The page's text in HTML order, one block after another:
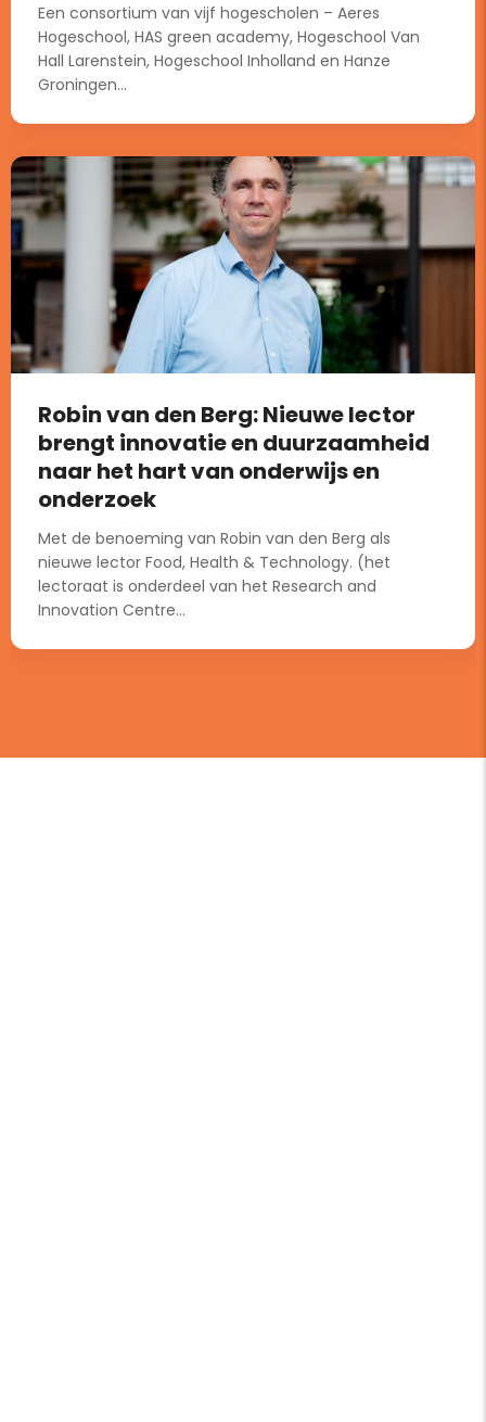
Een consortium van vijf hogescholen – Aeres
Hogeschool, HAS green academy, Hogeschool Van
Hall Larenstein, Hogeschool Inholland en Hanze
Groningen...
Robin van den Berg: Nieuwe lector
brengt innovatie en duurzaamheid
naar het hart van onderwijs en
onderzoek
Met de benoeming van Robin van den Berg als
nieuwe lector Food, Health & Technology. (het
lectoraat is onderdeel van het Research and
Innovation Centre...